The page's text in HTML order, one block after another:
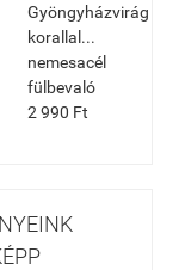
Gyöngyházvirág
korallal...
nemesacél
fülbevaló
2 990 Ft